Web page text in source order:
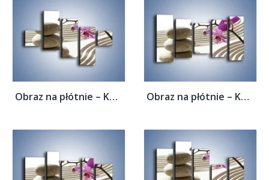
Obraz na płótnie – Kamień piasek i kwiat –... Obraz na płótnie – Kamień piasek i kwiat –...